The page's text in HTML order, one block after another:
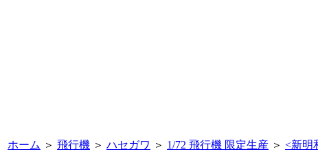
ホーム ＞ 飛行機 ＞ ハセガワ ＞ 1/72 飛行機 限定生産 ＞ <新明